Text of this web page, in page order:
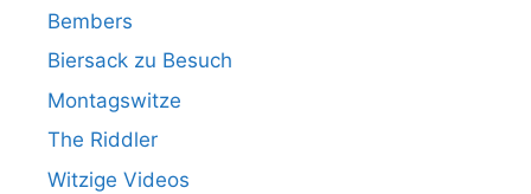
Bembers
Biersack zu Besuch
Montagswitze
The Riddler
Witzige Videos